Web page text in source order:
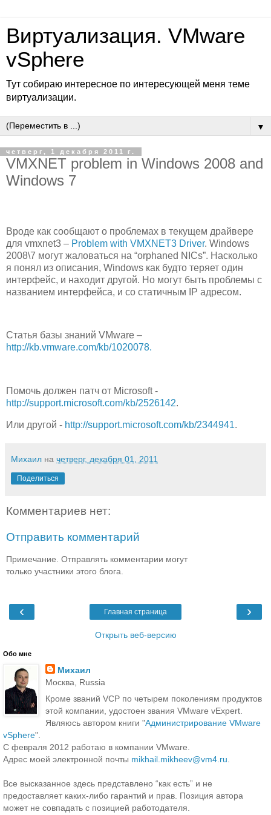
Виртуализация. VMware
vSphere
Тут собираю интересное по интересующей меня теме
виртуализации.
▼
четверг, 1 декабря 2011 г.
VMXNET problem in Windows 2008 and
Windows 7
Вроде как сообщают о проблемах в текущем драйвере
для vmxnet3 – Problem with VMXNET3 Driver. Windows
2008\7 могут жаловаться на “orphaned NICs”. Насколько
я понял из описания, Windows как будто теряет один
интерфейс, и находит другой. Но могут быть проблемы с
названием интерфейса, и со статичным IP адресом.
Статья базы знаний VMware –
http://kb.vmware.com/kb/1020078.
Помочь должен патч от Microsoft -
http://support.microsoft.com/kb/2526142.
Или другой - http://support.microsoft.com/kb/2344941.
Михаил на четверг, декабря 01, 2011
Поделиться
Комментариев нет:
Отправить комментарий
Примечание. Отправлять комментарии могут
только участники этого блога.
‹ ›
Главная страница
Открыть веб-версию
Обо мне
Михаил
Москва, Russia
Кроме званий VCP по четырем поколениям продуктов
этой компании, удостоен звания VMware vExpert.
Являюсь автором книги "Администрирование VMware
vSphere".
С февраля 2012 работаю в компании VMware.
Адрес моей электронной почты mikhail.mikheev@vm4.ru.
Все высказанное здесь представлено “как есть” и не
предоставляет каких-либо гарантий и прав. Позиция автора
может не совпадать с позицией работодателя.